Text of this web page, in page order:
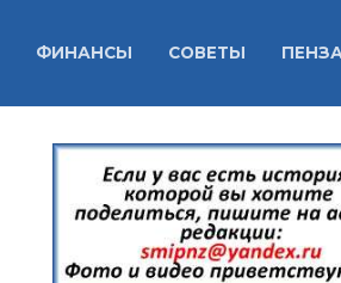
ФИНАНСЫ СОВЕТЫ